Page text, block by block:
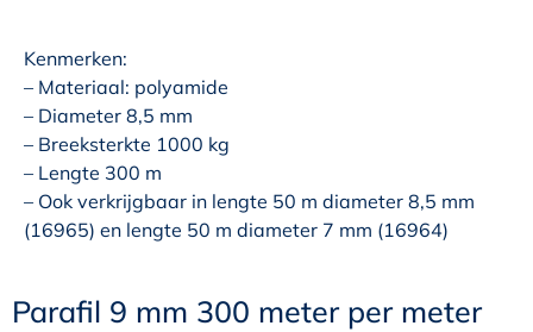
Kenmerken:
– Materiaal: polyamide
– Diameter 8,5 mm
– Breeksterkte 1000 kg
– Lengte 300 m
– Ook verkrijgbaar in lengte 50 m diameter 8,5 mm
(16965) en lengte 50 m diameter 7 mm (16964)
Parafil 9 mm 300 meter per meter